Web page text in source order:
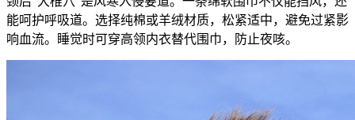
能呵护呼吸道。选择纯棉或羊绒材质，松紧适中，避免过紧影
响血流。睡觉时可穿高领内衣替代围巾，防止夜咳。